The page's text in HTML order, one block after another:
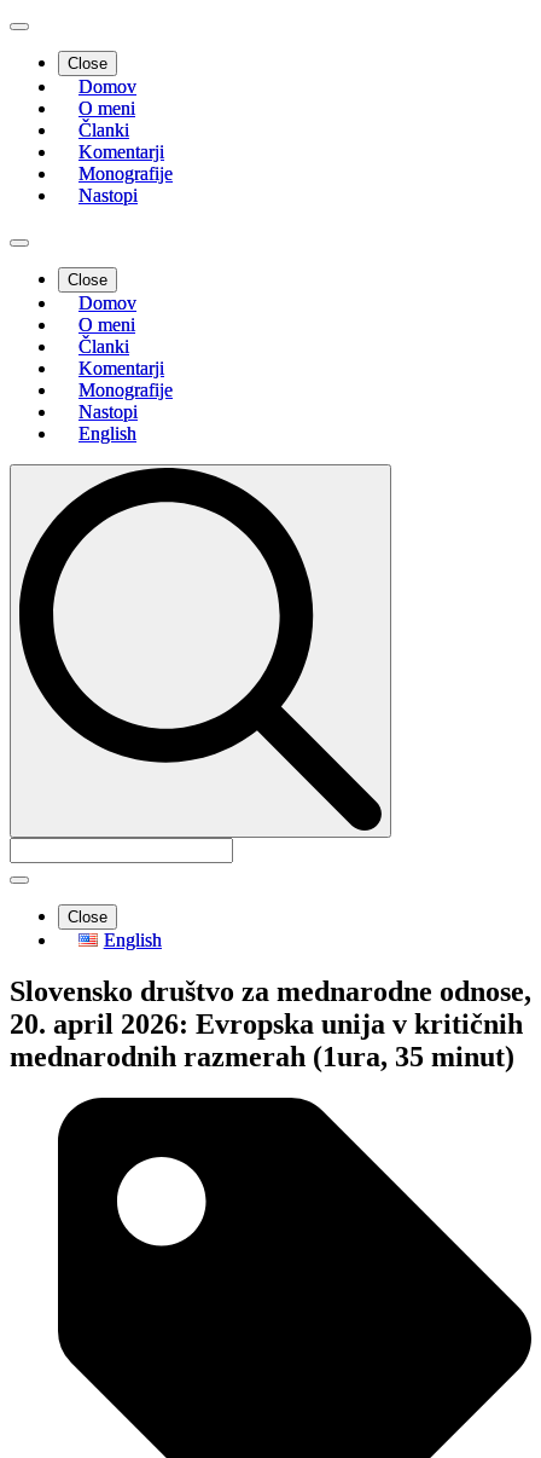
Close
Domov
O meni
Članki
Komentarji
Monografije
Nastopi
Close
Domov
O meni
Članki
Komentarji
Monografije
Nastopi
English
Search
Close
English
Slovensko društvo za mednarodne odnose,
20. april 2026: Evropska unija v kritičnih
mednarodnih razmerah (1ura, 35 minut)